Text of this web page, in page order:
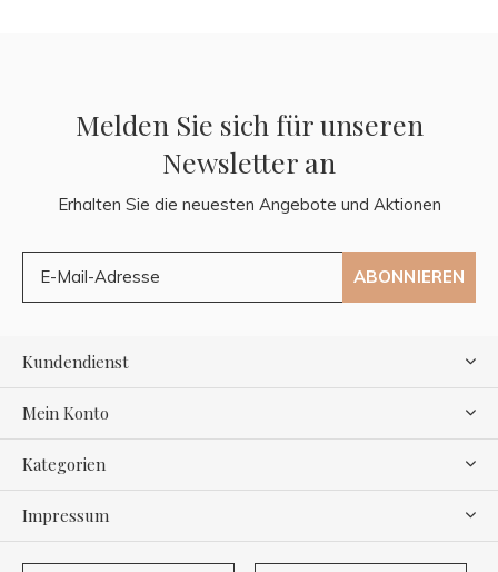
Melden Sie sich für unseren
Newsletter an
Erhalten Sie die neuesten Angebote und Aktionen
ABONNIEREN
Kundendienst
Mein Konto
Kategorien
Impressum